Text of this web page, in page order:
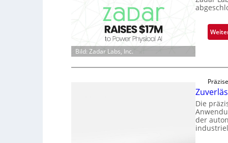
Bild: Zadar Labs, Inc.
Die
der